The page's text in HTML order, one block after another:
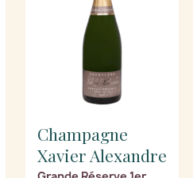
Champagne
Xavier Alexandre